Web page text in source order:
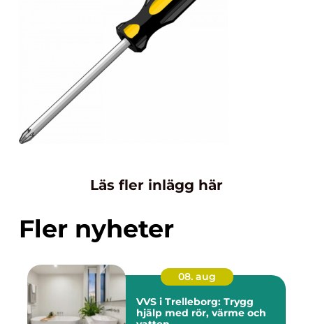
Läs fler inlägg här
Fler nyheter
08. aug
VVS i Trelleborg: Trygg
hjälp med rör, värme och